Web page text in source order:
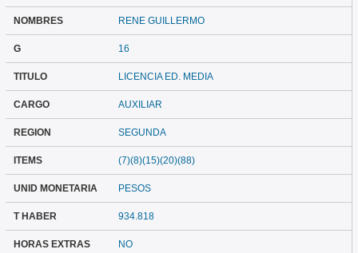
NOMBRES RENE GUILLERMO
G 16
TITULO LICENCIA ED. MEDIA
CARGO AUXILIAR
REGION SEGUNDA
ITEMS (7)(8)(15)(20)(88)
UNID MONETARIA PESOS
T HABER 934.818
HORAS EXTRAS NO